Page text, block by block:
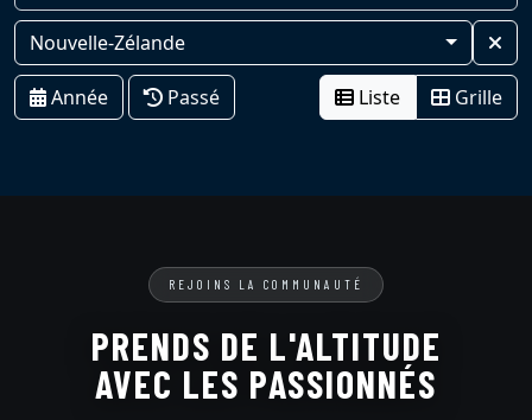
Nouvelle-Zélande
Année Passé Liste Grille
REJOINS LA COMMUNAUTÉ
PRENDS DE L'ALTITUDE
AVEC LES PASSIONNÉS